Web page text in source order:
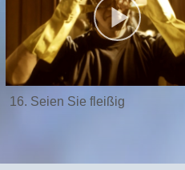
16. Seien Sie fleißig